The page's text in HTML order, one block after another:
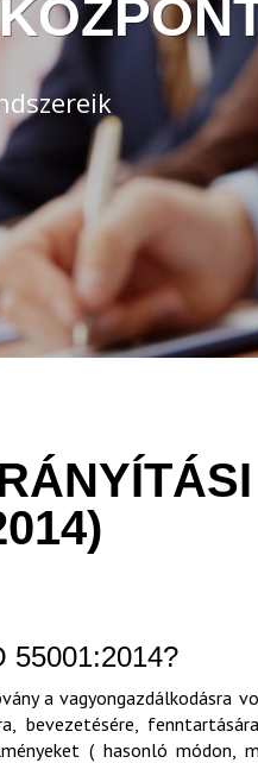
55001:2014?
a vagyongazdálkodásra
bevezetésére,
( hasonló módon,